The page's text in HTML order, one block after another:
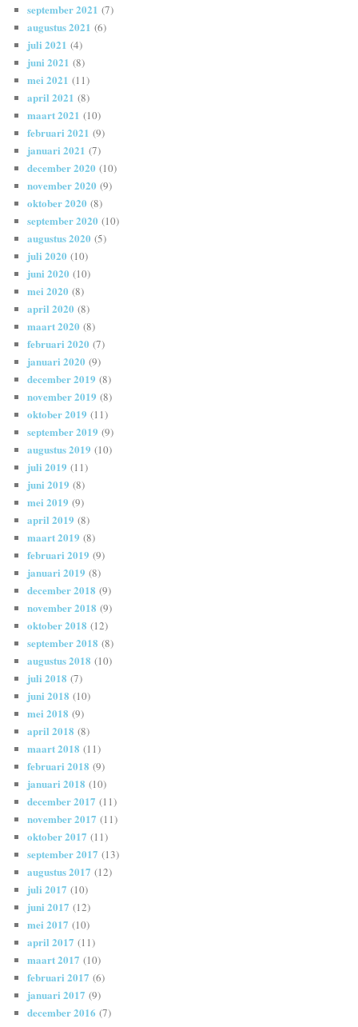
september 2021 (7)
augustus 2021 (6)
juli 2021 (4)
juni 2021 (8)
mei 2021 (11)
april 2021 (8)
maart 2021 (10)
februari 2021 (9)
januari 2021 (7)
december 2020 (10)
november 2020 (9)
oktober 2020 (8)
september 2020 (10)
augustus 2020 (5)
juli 2020 (10)
juni 2020 (10)
mei 2020 (8)
april 2020 (8)
maart 2020 (8)
februari 2020 (7)
januari 2020 (9)
december 2019 (8)
november 2019 (8)
oktober 2019 (11)
september 2019 (9)
augustus 2019 (10)
juli 2019 (11)
juni 2019 (8)
mei 2019 (9)
april 2019 (8)
maart 2019 (8)
februari 2019 (9)
januari 2019 (8)
december 2018 (9)
november 2018 (9)
oktober 2018 (12)
september 2018 (8)
augustus 2018 (10)
juli 2018 (7)
juni 2018 (10)
mei 2018 (9)
april 2018 (8)
maart 2018 (11)
februari 2018 (9)
januari 2018 (10)
december 2017 (11)
november 2017 (11)
oktober 2017 (11)
september 2017 (13)
augustus 2017 (12)
juli 2017 (10)
juni 2017 (12)
mei 2017 (10)
april 2017 (11)
maart 2017 (10)
februari 2017 (6)
januari 2017 (9)
december 2016 (7)